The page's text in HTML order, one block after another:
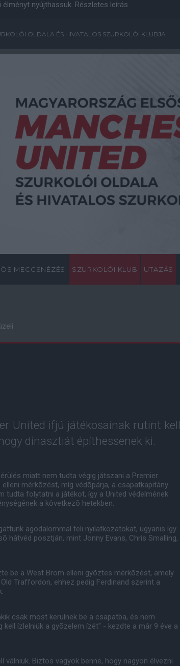
nyújthassuk. Részletes leírás
OLDALA ÉS HIVATALOS SZURKOLÓI KLUBJA
MECCSNÉZÉS SZURKOLÓI KLUB UTAZÁS
United ifjú játékosainak rutint kell
dinasztiát építhessenek ki.
miatt nem tudta végig játszani a Premier
mérkõzést, míg védõpárja, a csapatkapitány
tudta folytatni a játékot, így a United védelmének
a következõ hetekben.
agodalommal teli nyilatkozatokat, ugyanis így
hátvéd posztján, mint Jonny Evans, Chris Smalling,
be a West Brom elleni gyõztes mérkõzést, amely
Traffordon, ehhez pedig Ferdinand szerint a
csak most kerülnek be a csapatba, és nem
ízlelniük a gyõzelem ízét" - kezdte a már 9 éve a
válniuk. Biztos vagyok benne, hogy nagyon élvezni